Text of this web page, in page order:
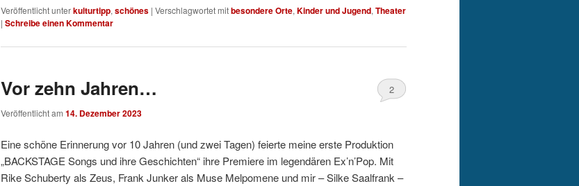
Veröffentlicht unterkulturtipp, schönes | Verschlagwortet mitbesondere Orte, Kinder und Jugend, Theater
| Schreibe einen Kommentar
Vor zehn Jahren…
Veröffentlicht am 14. Dezember 2023
2
Eine schöne Erinnerung vor 10 Jahren (und zwei Tagen) feierte meine erste Produktion
„BACKSTAGE Songs und ihre Geschichten“ ihre Premiere im legendären Ex’n’Pop. Mit
Rike Schuberty als Zeus, Frank Junker als Muse Melpomene und mir – Silke Saalfrank –